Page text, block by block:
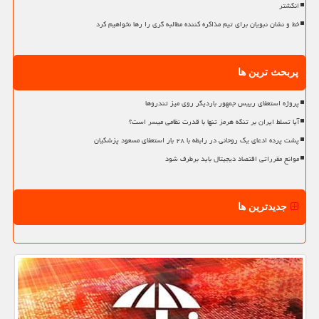
انگشتر
خط و نشان نبویان برای تیم مذاکره کننده مطالبه گری را رها نخواهیم کرد
پربحث ترین ها
پروژه استعفای رییس جمهور باردیگر روی میز تندروها
آیا تسلط ایران بر تنگه هرمز تنها با قدرت نظامی میسر است؟
پشت پرده ادعای یک روحانی در رابطه با ۲۸ بار استعفای مسعود پزشکیان
موانع مقرراتی اقتصاد دیجیتال باید برطرف شود
جدیدترین ها